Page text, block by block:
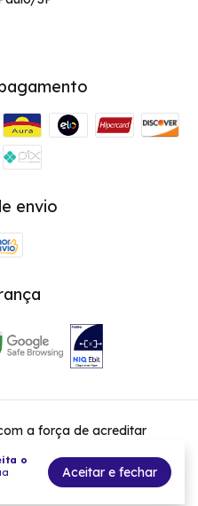
o
Aceitar e fechar
envio
a força de acreditar